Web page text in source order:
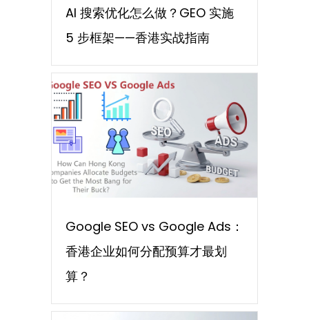
AI 搜索优化怎么做？GEO 实施
5 步框架——香港实战指南
Google SEO vs Google Ads：
香港企业如何分配预算才最划
算？